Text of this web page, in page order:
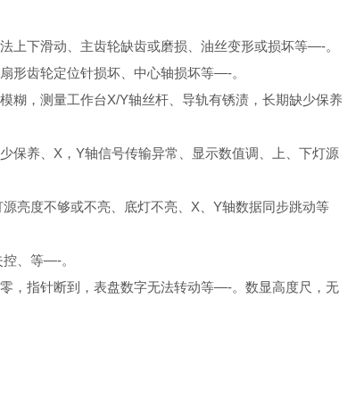
上下滑动、主齿轮缺齿或磨损、油丝变形或损坏等—-。
形齿轮定位针损坏、中心轴损坏等—-。
糊，测量工作台X/Y轴丝杆、导轨有锈渍，长期缺少保养
保养、X，Y轴信号传输异常、显示数值调、上、下灯源
亮度不够或不亮、底灯不亮、X、Y轴数据同步跳动等
、等—-。
，指针断到，表盘数字无法转动等—-。数显高度尺，无